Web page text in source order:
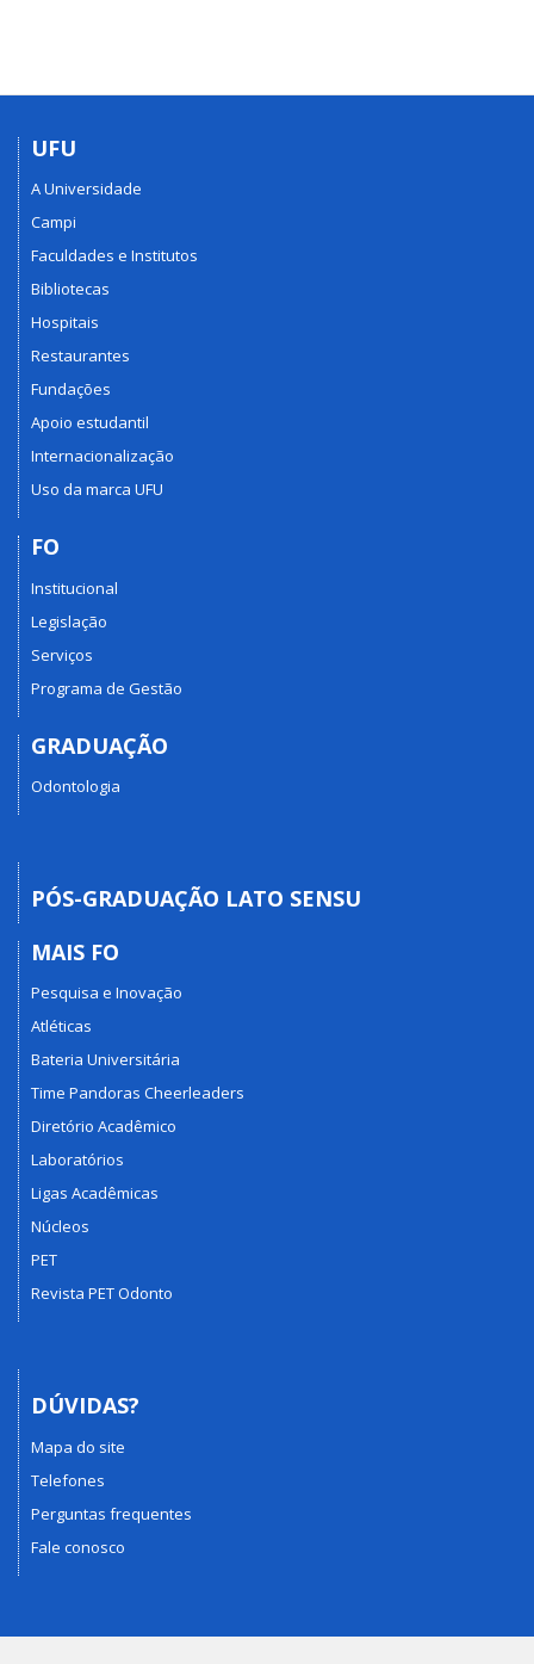
UFU
A Universidade
Campi
Faculdades e Institutos
Bibliotecas
Hospitais
Restaurantes
Fundações
Apoio estudantil
Internacionalização
Uso da marca UFU
FO
Institucional
Legislação
Serviços
Programa de Gestão
GRADUAÇÃO
Odontologia
PÓS-GRADUAÇÃO LATO SENSU
MAIS FO
Pesquisa e Inovação
Atléticas
Bateria Universitária
Time Pandoras Cheerleaders
Diretório Acadêmico
Laboratórios
Ligas Acadêmicas
Núcleos
PET
Revista PET Odonto
DÚVIDAS?
Mapa do site
Telefones
Perguntas frequentes
Fale conosco